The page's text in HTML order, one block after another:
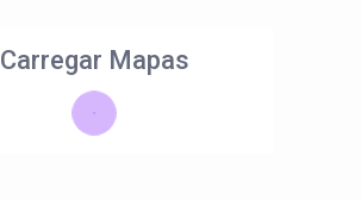
Carregar Mapas